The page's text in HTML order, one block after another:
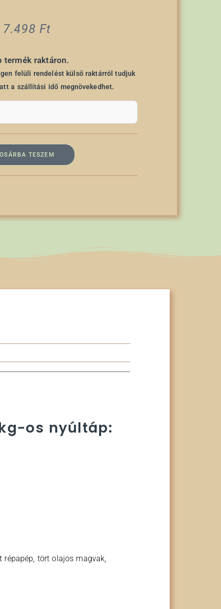
7.498 Ft
termék raktáron.
felüli rendelést külső raktárról tudjuk
a szállítási idő megnövekedhet.
TESZEM
kg-os nyúltáp:
répapép, tört olajos magvak,